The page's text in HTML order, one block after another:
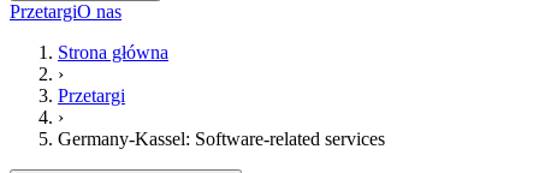
PrzetargiO nas
Strona główna
›
Przetargi
›
Germany-Kassel: Software-related services